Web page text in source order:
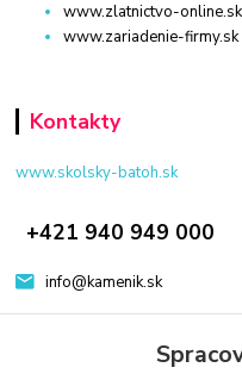
www.zlatnictvo-online.sk
www.zariadenie-firmy.sk
Kontakty
www.skolsky-batoh.sk
+421 940 949 000
info@kamenik.sk